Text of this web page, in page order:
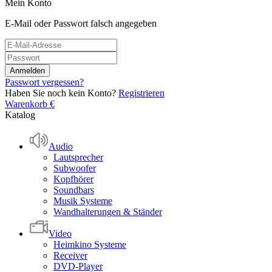
Mein Konto
E-Mail oder Passwort falsch angegeben
Passwort vergessen?
Haben Sie noch kein Konto? Registrieren
Warenkorb €
Katalog
Audio
Lautsprecher
Subwoofer
Kopfhörer
Soundbars
Musik Systeme
Wandhalterungen & Ständer
Video
Heimkino Systeme
Receiver
DVD-Player